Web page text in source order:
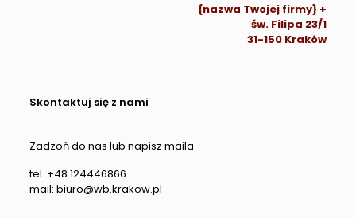
{nazwa Twojej firmy} +
św. Filipa 23/1
31-150 Kraków
Skontaktuj się z nami
Zadzoń do nas lub napisz maila
tel. +48 124446866
mail: biuro@wb.krakow.pl